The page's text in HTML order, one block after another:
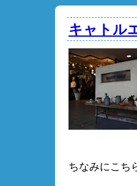
キャトル
ちなみにこち